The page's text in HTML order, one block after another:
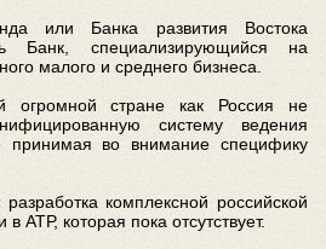
или Банка развития Востока
Банк, специализирующийся на
малого и среднего бизнеса.
огромной стране как Россия не
систему ведения
принимая во внимание специфику
комплексной российской
в АТР, которая пока отсутствует.